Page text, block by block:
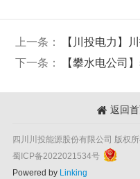
上一条：
【川投电力】川投电力公司组
下一条：
【攀水电公司】攀水
 返回
四川川投能源股份有限公司 版权
蜀ICP备2022021534号
Powered by Linking